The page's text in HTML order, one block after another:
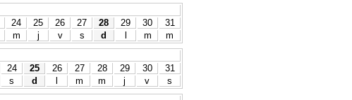
24 25 26 27 28 29 30
31
m j v s d m
m
24 25 26 27 28 29 30
31
s d m m j v
s